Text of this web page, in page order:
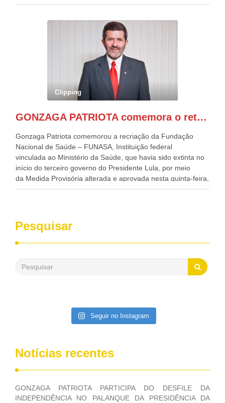
desafios para a elaboração de políticas públicas, que
evento contou com a presença do Vice-presidente Geraldo
Alckmin, que também ocupa o Ministério do
Desenvolvimento, Indústria, Comércio e Serviços, o ex
governador de Pernambuco, agora Presidente do Banco do
Nordeste, Paulo Câmara, o ex Deputado Federal, e
atualmente Superintendente da SUDENE, Danilo Cabral, da
Governadora de Pernambuco, Raquel Lyra, os ministros da
Casa Civil, Rui Costa, e da Integração e do Desenvolvimento
de todo Nordeste que também ajudam a fomentar o
Clipping
GONZAGA PATRIOTA comemora o retorno da FUNASA
Gonzaga Patriota comemorou a recriação da Fundação
Nacional de Saúde – FUNASA, Instituição federal
vinculada ao Ministério da Saúde, que havia sido extinta no
início do terceiro governo do Presidente Lula, por meio
da Medida Provisória alterada e aprovada nesta quinta-feira,
pelo Congresso Nacional. Gonzaga Patriota disse hoje em
desenvolvimento dos seus municípios e, somente o ano
passado, essa Fundação distribuiu mais de três bilhões de
reais, com suas maravilhosas ações, dentre alas, mais de
saneamento básico, em pequenas comunidades rurais.
Patriota disse ainda que, mesmo sem mandato,
Pesquisar
Seguir no Instagram
Notícias recentes
GONZAGA PATRIOTA PARTICIPA DO DESFILE DA
INDEPENDÊNCIA NO PALANQUE DA PRESIDÊNCIA DA